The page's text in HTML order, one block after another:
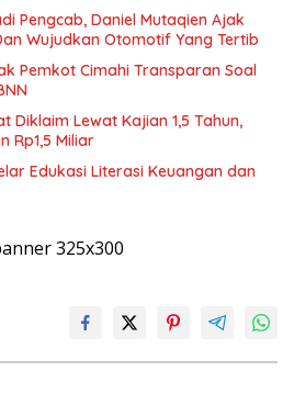
Pengcab, Daniel Mutaqien Ajak
Wujudkan Otomotif Yang Tertib
Pemkot Cimahi Transparan Soal
Diklaim Lewat Kajian 1,5 Tahun,
Rp1,5 Miliar
Edukasi Literasi Keuangan dan